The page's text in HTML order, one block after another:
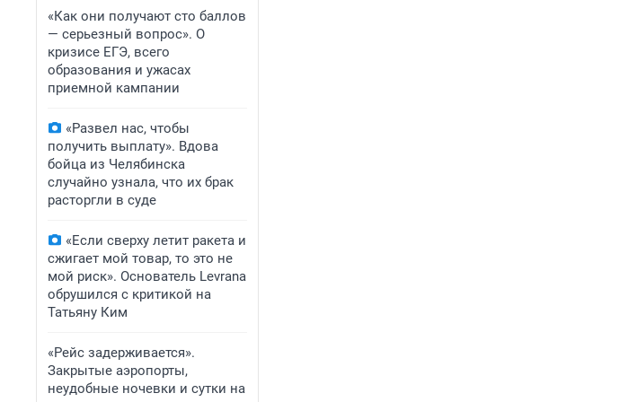
«Как они получают сто баллов
— серьезный вопрос». О
кризисе ЕГЭ, всего
образования и ужасах
приемной кампании
«Развел нас, чтобы
получить выплату». Вдова
бойца из Челябинска
случайно узнала, что их брак
расторгли в суде
«Если сверху летит ракета и
сжигает мой товар, то это не
мой риск». Основатель Levrana
обрушился с критикой на
Татьяну Ким
«Рейс задерживается».
Закрытые аэропорты,
неудобные ночевки и сутки на